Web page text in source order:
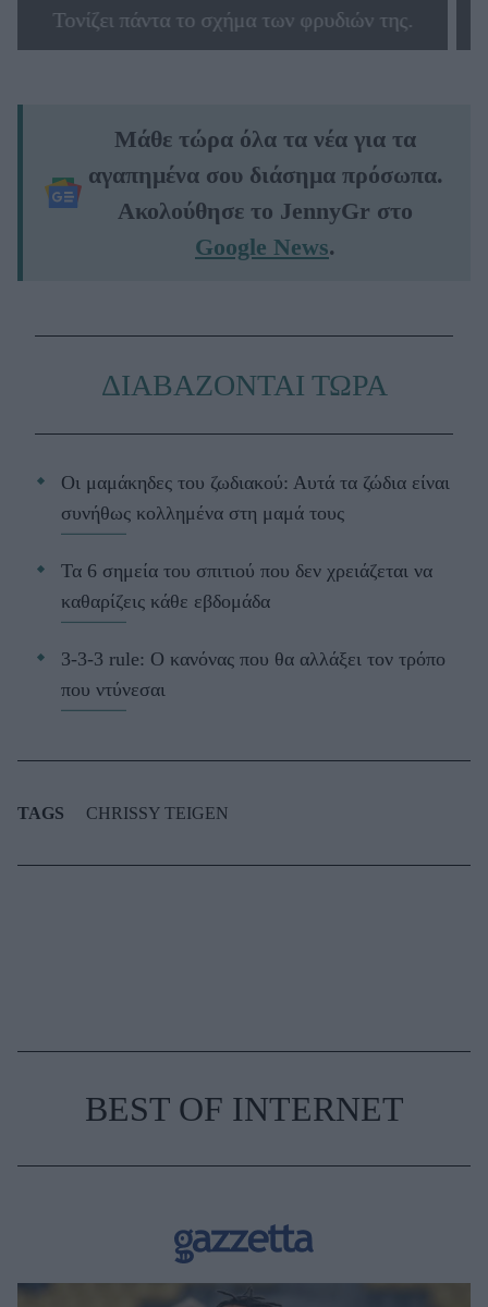
Τονίζει πάντα το σχήμα των φρυδιών της.
Μάθε τώρα όλα τα νέα για τα
αγαπημένα σου διάσημα πρόσωπα.
Ακολούθησε το JennyGr στο
Google News.
ΔΙΑΒΑΖΟΝΤΑΙ ΤΩΡΑ
Οι μαμάκηδες του ζωδιακού: Αυτά τα ζώδια είναι
συνήθως κολλημένα στη μαμά τους
Τα 6 σημεία του σπιτιού που δεν χρειάζεται να
καθαρίζεις κάθε εβδομάδα
3-3-3 rule: Ο κανόνας που θα αλλάξει τον τρόπο
που ντύνεσαι
TAGS CHRISSY TEIGEN
BEST OF INTERNET